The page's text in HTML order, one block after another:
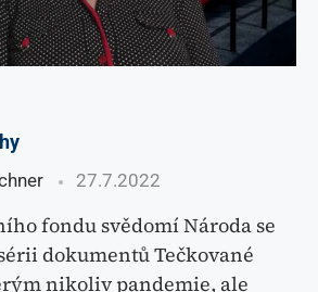
27.7.2022
fondu svědomí Národa se
dokumentů Tečkované
nikoliv pandemie, ale